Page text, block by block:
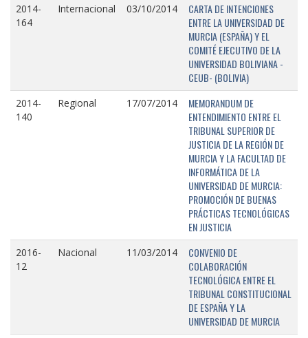
2014-
164
Internacional 03/10/2014
CARTA DE INTENCIONES
ENTRE LA UNIVERSIDAD DE
MURCIA (ESPAÑA) Y EL
COMITÉ EJECUTIVO DE LA
UNIVERSIDAD BOLIVIANA -
CEUB- (BOLIVIA)
2014-
140
Regional 17/07/2014
MEMORANDUM DE
ENTENDIMIENTO ENTRE EL
TRIBUNAL SUPERIOR DE
JUSTICIA DE LA REGIÓN DE
MURCIA Y LA FACULTAD DE
INFORMÁTICA DE LA
UNIVERSIDAD DE MURCIA:
PROMOCIÓN DE BUENAS
PRÁCTICAS TECNOLÓGICAS
EN JUSTICIA
2016-
12
Nacional 11/03/2014
CONVENIO DE
COLABORACIÓN
TECNOLÓGICA ENTRE EL
TRIBUNAL CONSTITUCIONAL
DE ESPAÑA Y LA
UNIVERSIDAD DE MURCIA